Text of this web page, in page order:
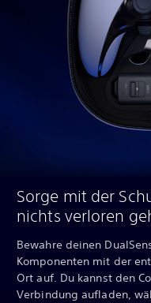
Sorge mit der
nichts verloren
Bewahre deinen
Komponenten mit der
Ort auf. Du kannst den
Verbindung aufladen,